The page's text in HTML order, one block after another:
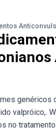
genéricos
valpróico,.
no